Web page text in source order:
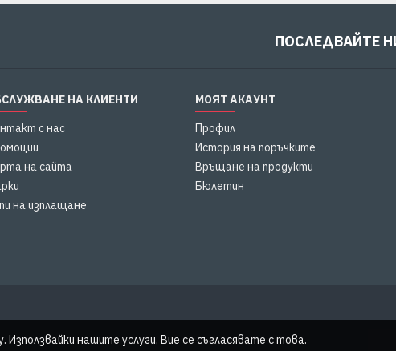
ПОСЛЕДВАЙТЕ
НА КЛИЕНТИ
с нас
на сайта
на изплащане
МОЯТ АКАУНТ
Профил
История на поръчките
Връщане на продукти
Бюлетин
нашите услуги, Вие се съгласявате с това.